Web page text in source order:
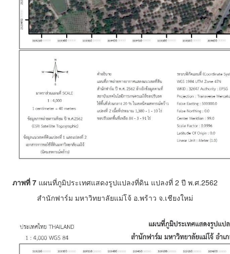
ภาพที่ 7 แผนที่ภูมิประเทศแสดงรูปแปลงที่ดิน แปลงที่ 2 ปี พ.ศ.2562
สำนักฟาร์ม มหาวิทยาลัยแม่โจ้ อ.พร้าว จ.เชียงใหม่